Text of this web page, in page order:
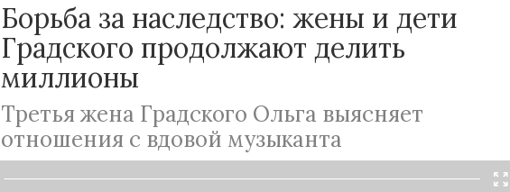
Борьба за наследство: жены и дети
Градского продолжают делить
миллионы
Третья жена Градского Ольга выясняет
отношения с вдовой музыканта